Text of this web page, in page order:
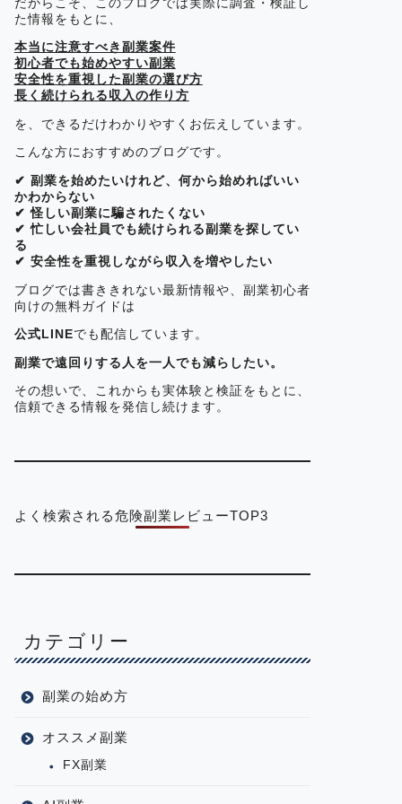
だからこそ、このブログでは実際に調査・検証し
た情報をもとに、
本当に注意すべき副業案件
初心者でも始めやすい副業
安全性を重視した副業の選び方
長く続けられる収入の作り方
を、できるだけわかりやすくお伝えしています。
こんな方におすすめのブログです。
✔ 副業を始めたいけれど、何から始めればいい
かわからない
✔ 怪しい副業に騙されたくない
✔ 忙しい会社員でも続けられる副業を探してい
る
✔ 安全性を重視しながら収入を増やしたい
ブログでは書ききれない最新情報や、副業初心者
向けの無料ガイドは
公式LINEでも配信しています。
副業で遠回りする人を一人でも減らしたい。
その想いで、これからも実体験と検証をもとに、
信頼できる情報を発信し続けます。
よく検索される危険副業レビューTOP3
カテゴリー
副業の始め方
オススメ副業
FX副業